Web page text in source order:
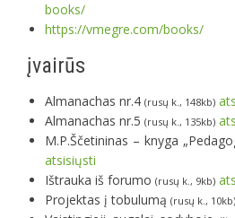
books/
https://vmegre.com/books/
įvairūs
Almanachas nr.4 (rusų k., 148kb)
Almanachas nr.5 (rusų k., 135kb)
M.P.Ščetininas – knyga
atsisiųsti
Ištrauka iš forumo (rusų k., 9kb)
Projektas į tobulumą (rusų k., 10kb)